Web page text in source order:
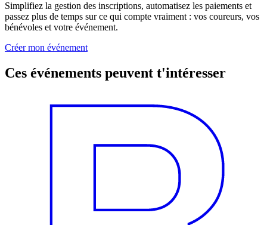
Simplifiez la gestion des inscriptions, automatisez les paiements et
passez plus de temps sur ce qui compte vraiment : vos coureurs, vos
bénévoles et votre événement.
Créer mon événement
Ces événements peuvent t'intéresser